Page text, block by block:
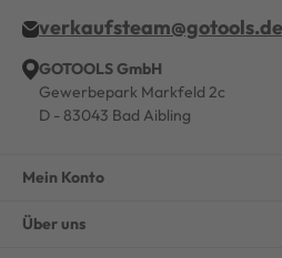
verkaufsteam@gotools.de
GOTOOLS GmbH
Gewerbepark Markfeld 2c
D - 83043 Bad Aibling
Mein Konto
Über uns